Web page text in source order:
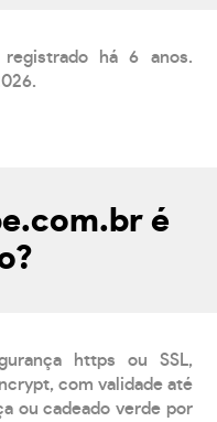
há 6 anos.
é
https ou SSL,
com validade até
ou cadeado verde por